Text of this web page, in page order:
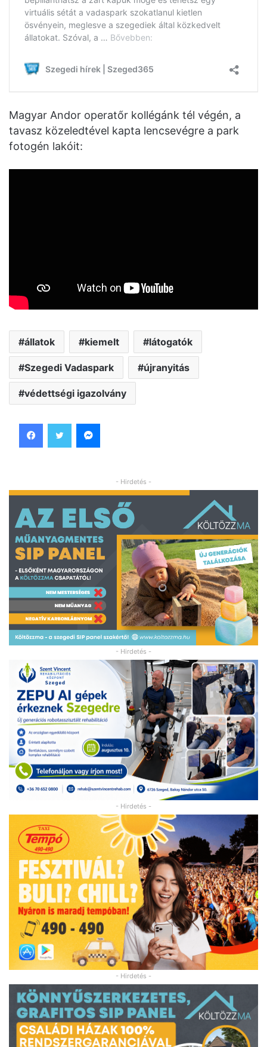
Magyar Andor operatőr kollégánk tél végén, a
tavasz közeledtével kapta lencsevégre a park
fotogén lakóit:
állatok kiemelt látogatók
Szegedi Vadaspark újranyitás
védettségi igazolvány
- Hirdetés -
- Hirdetés -
- Hirdetés -
- Hirdetés -